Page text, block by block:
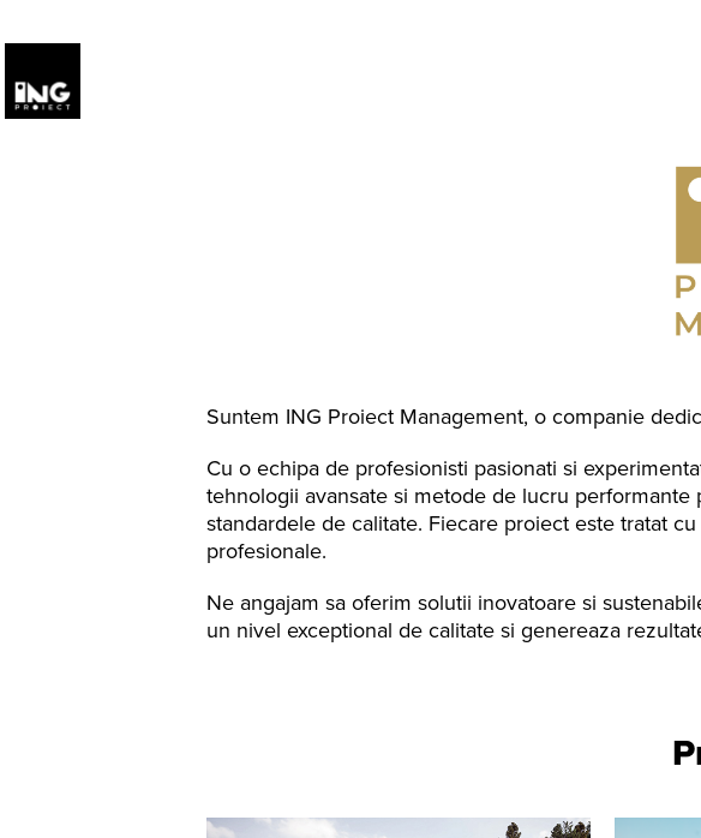
Suntem ING Proiect Management, o companie
Cu o echipa de profesionisti pasionati si
tehnologii avansate si metode de lucru
standardele de calitate. Fiecare proiect este tratat
profesionale.
Ne angajam sa oferim solutii inovatoare si
un nivel exceptional de calitate si genereaza